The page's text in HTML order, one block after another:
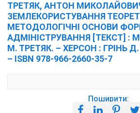
ТРЕТЯК, АНТОН
ЗЕМЛЕКОРИСТУВАННЯ
МЕТОДОЛОГІЧНІ ОСНОВИ
АДМІНІСТРУВАННЯ [ТЕКСТ] :
М. ТРЕТЯК. – ХЕРСОН : ГРІНЬ Д.
– ISBN 978-966-2660-35-7
Поширити: